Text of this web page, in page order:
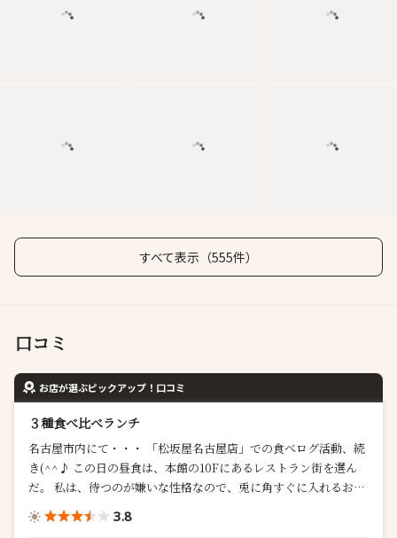
すべて表示（555件）
口コミ
お店が選ぶピックアップ！口コミ
３種食べ比べランチ
名古屋市内にて・・・ 「松坂屋名古屋店」での食べログ活動、続
き(^^♪ この日の昼食は、本館の10Fにあるレストラン街を選ん
だ。 私は、待つのが嫌いな性格なので、兎に角すぐに入れるお店
が良い。 勿論、美味しければもっと良いが、どちらを優先するか
と言えば待たなくても入れる方・・・ と言うことで、この10Fの
3.8